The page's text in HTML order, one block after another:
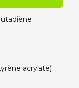
ULTRA Volumic
acrylate)